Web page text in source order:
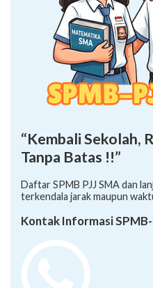
“Kembali Sekolah,
Tanpa Batas !!”
Daftar SPMB PJJ SMA dan
terkendala jarak maupun
Kontak Informasi SPMB-